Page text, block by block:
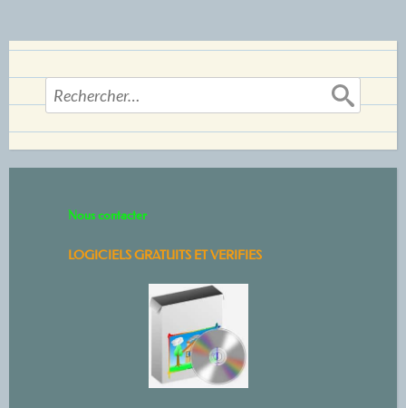
Rechercher :
Nous contacter
LOGICIELS GRATUITS ET VERIFIES